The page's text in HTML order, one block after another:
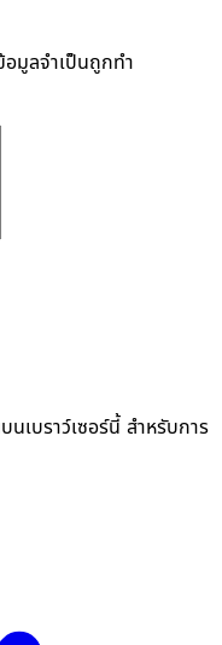
อมูลจำเป็นถูกทำ
เบราว์เซอร์นี้ สำหรับการ